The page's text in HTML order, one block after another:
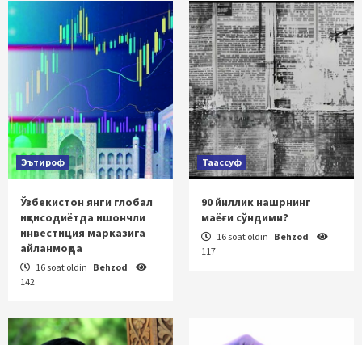
Эътироф
Ўзбекистон янги глобал
иқтисодиётда ишончли
инвестиция марказига
айланмоқда
16 soat oldin Behzod
142
Таассуф
90 йиллик нашрнинг
маёғи сўндими?
16 soat oldin Behzod
117